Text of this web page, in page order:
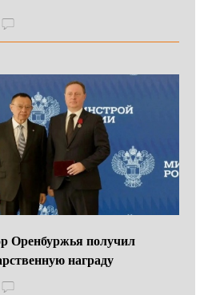
Оренбуржья получил
награду